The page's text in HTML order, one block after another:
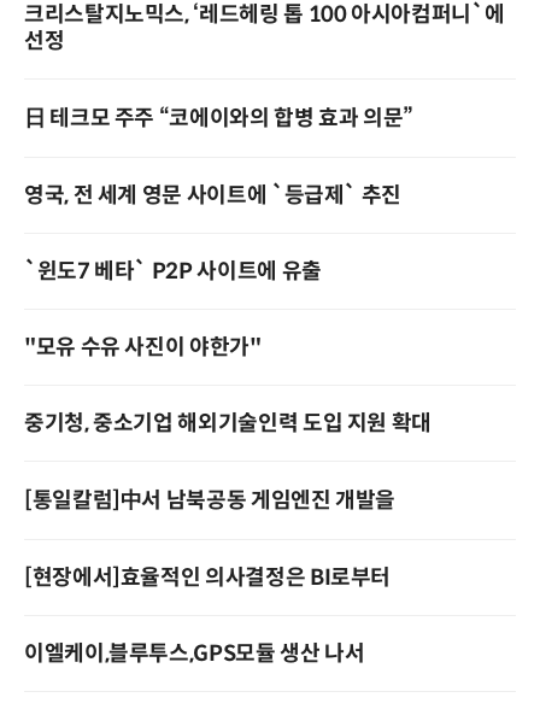
크리스탈지노믹스, ‘레드헤링 톱 100 아시아컴퍼니`에
선정­­
日 테크모 주주 “코에이와의 합병 효과 의문”
영국, 전 세계 영문 사이트에 `등급제` 추진
`윈도7 베타` P2P 사이트에 유출
"모유 수유 사진이 야한가"
중기청, 중소기업 해외기술인력 도입 지원 확대
[통일칼럼]中서 남북공동 게임엔진 개발을
[현장에서]효율적인 의사결정은 BI로부터
이엘케이,블루투스,GPS모듈 생산 나서